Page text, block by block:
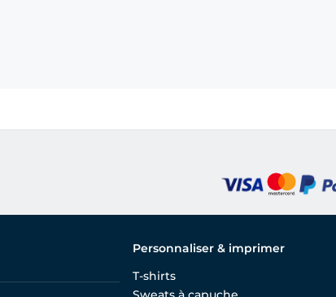
Personnaliser & imprimer
T-shirts